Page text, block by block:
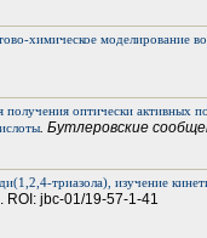
химическое моделирование
получения оптически активных
. Бутлеровские
триазола), изучение
jbc-01/19-57-1-41